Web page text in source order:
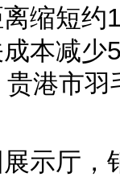
缩短
本减少
港市
示厅，